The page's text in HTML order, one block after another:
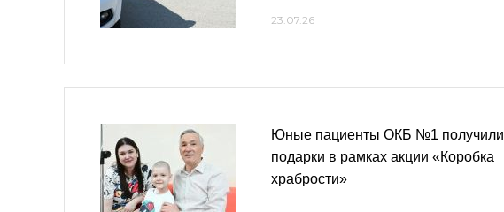
23.07.26
Юные пациенты ОКБ №1 получили
подарки в рамках акции «Коробка
храбрости»